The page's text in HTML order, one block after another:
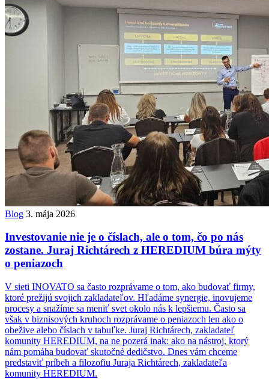
Blog 3. mája 2026
Investovanie nie je o číslach, ale o tom, čo po nás
zostane. Juraj Richtárech z HEREDIUM búra mýty
o peniazoch
V sieti INOVATO sa často rozprávame o tom, ako budovať firmy,
ktoré prežijú svojich zakladateľov. Hľadáme synergie, inovujeme
procesy a snažíme sa meniť svet okolo nás k lepšiemu. Často sa
však v biznisových kruhoch rozprávame o peniazoch len ako o
obežive alebo číslach v tabuľke. Juraj Richtárech, zakladateľ
komunity HEREDIUM, na ne pozerá inak: ako na nástroj, ktorý
nám pomáha budovať skutočné dedičstvo. Dnes vám chceme
predstaviť príbeh a filozofiu Juraja Richtárech, zakladateľa
komunity HEREDIUM.